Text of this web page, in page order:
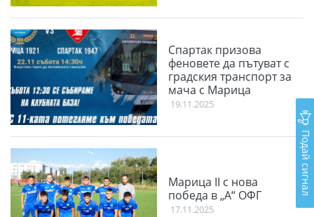
Спартак призова
феновете да пътуват с
градския транспорт за
мача с Марица
19.11.2025
Марица II с нова
победа в „А“ ОФГ
17.11.2025
Подай сигнал